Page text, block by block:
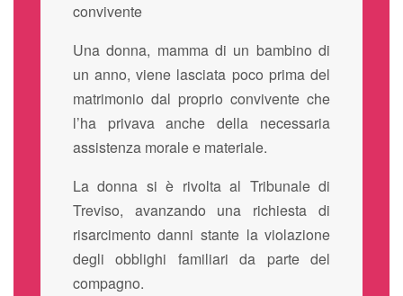
convivente
Una donna, mamma di un bambino di
un anno, viene lasciata poco prima del
matrimonio dal proprio convivente che
l’ha privava anche della necessaria
assistenza morale e materiale.
La donna si è rivolta al Tribunale di
Treviso, avanzando una richiesta di
risarcimento danni stante la violazione
degli obblighi familiari da parte del
compagno.